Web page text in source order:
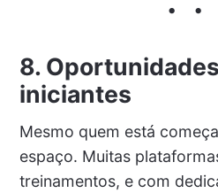
8.
iniciantes
Mesmo quem está
espaço. Muitas
treinamentos, e com